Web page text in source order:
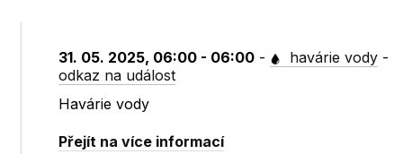
31. 05. 2025, 06:00 - 06:00 - havárie vody -
odkaz na událost
Havárie vody
Přejít na více informací